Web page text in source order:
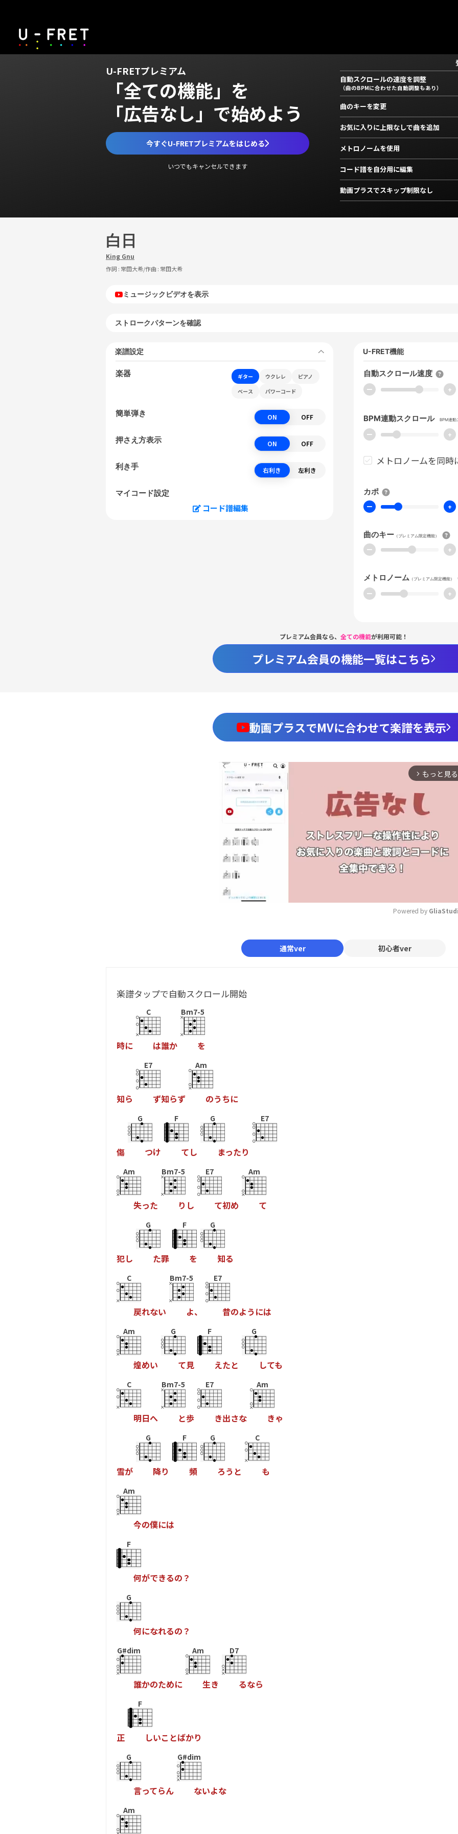
U-FRETプレミアム
「全ての機能」を
「広告なし」で始めよう
今すぐU-FRETプレミアムをはじめる
いつでもキャンセルできます
自動スクロールの速度を調整
（曲のBPMに合わせた自動調整もあり）
曲のキーを変更
お気に入りに上限なしで曲を追加
メトロノームを使用
コード譜を自分用に編集
動画プラスでスキップ制限なし
白日
King Gnu
作詞 : 常田大希/作曲 : 常田大希
ミュージックビデオを表示
ストロークパターンを確認
楽譜設定
楽器 ギター ウクレレ
ピアノ
ベース
パワーコード
簡単弾き ON OFF
押さえ方表示 ON OFF
利き手 右利き 左利き
マイコード設定
コード譜編集
U-FRET機能
自動スクロール速度
ー +
BPM連動スクロール BPM連動
ー +
メトロノームを同時
カポ
ー +
曲のキー （プレミアム限定機能）
ー +
メトロノーム （プレミアム限定機能）
ー +
プレミアム会員なら、 全ての機能が利用可能！
プレミアム会員の機能一覧はこちら
動画プラスでMVに合わせて楽譜を表示
arrow_forward_ios もっと見る
Powered by
通常ver 初心者ver
楽譜タップで自動スクロール開始
時に
C
は誰か
Bm7-5
を
知ら
E7
ず知らず
Am
のう ちに
傷
G
つけ
F
てし
G
まったり
E7
Am
失った
Bm7-5
り し
E7
て初め
Am
て
犯し
G
た罪
F
を
G
知る
C
戻れない
Bm7-5
よ、
E7
昔のよう には
Am
煌めい
G
て見
F
えたと
G
しても
C
明日へ
Bm7-5
と歩
E7
き出さな
Am
きゃ
雪が
G
降り
F
頻
G
ろう と
C
も
Am
今の僕には
F
何ができるの ？
G
何になれるの ？
G#dim
誰かのために
Am
生き
D7
るなら
正
F
しいこ とばかり
G
言ってらん
G#dim
ないよな
Am